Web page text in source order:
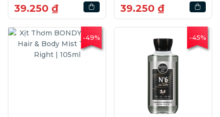
39.250 ₫ 39.250 ₫
-49% -45%